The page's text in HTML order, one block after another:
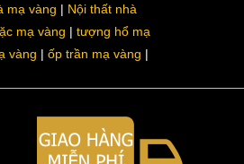
mạ vàng
Nội thất nhà
mạ vàng
tượng hổ mạ
vàng ốp trần mạ vàng